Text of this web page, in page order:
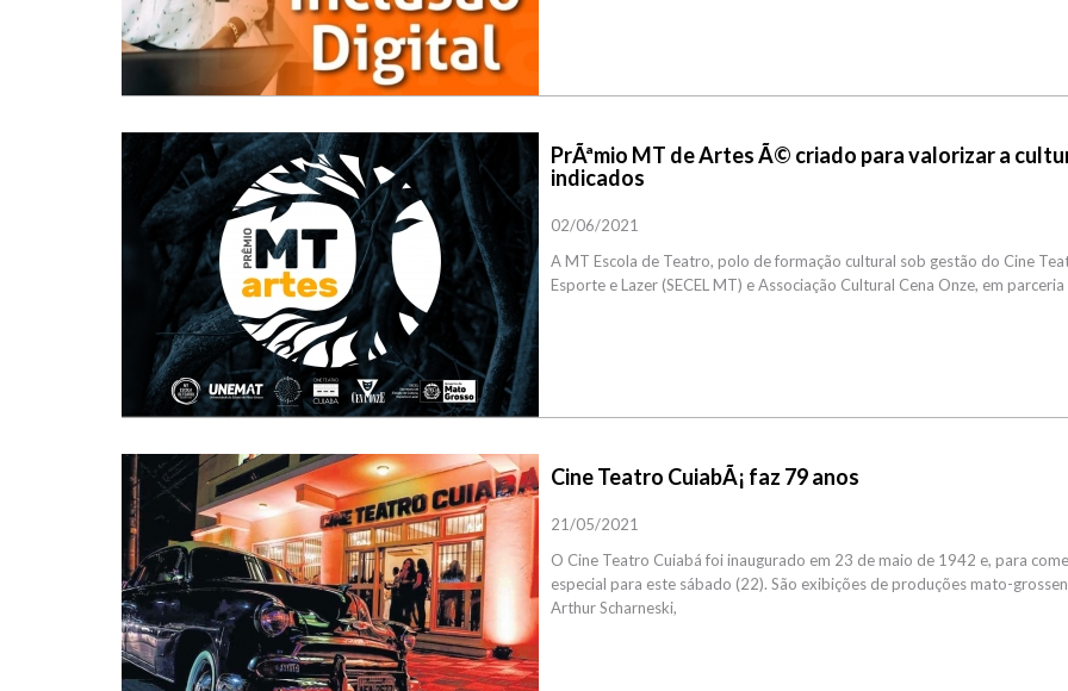
PrÃªmio MT de Artes Ã© criado para valorizar a
indicados
02/06/2021
A MT Escola de Teatro, polo de formação cultural sob gestão do Cine
Esporte e Lazer (SECEL MT) e Associação Cultural Cena Onze, em
Cine Teatro CuiabÃ¡ faz 79 anos
21/05/2021
O Cine Teatro Cuiabá foi inaugurado em 23 de maio de 1942 e, para
especial para este sábado (22). São exibições de produções mato-
Arthur Scharneski,